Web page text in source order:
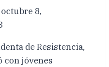
octubre 8,
de Resistencia,
con jóvenes